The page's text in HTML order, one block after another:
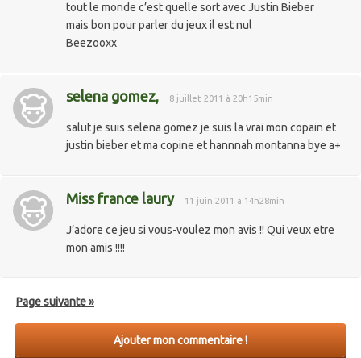
tout le monde c’est quelle sort avec Justin Bieber
mais bon pour parler du jeux il est nul
Beezooxx
selena gomez, 8 juillet 2011 à 20h15min
salut je suis selena gomez je suis la vrai mon copain et
justin bieber et ma copine et hannnah montanna bye a+
Miss france laury 11 juin 2011 à 14h28min
J’adore ce jeu si vous-voulez mon avis !! Qui veux etre
mon amis !!!!
Page suivante »
Ajouter mon commentaire !